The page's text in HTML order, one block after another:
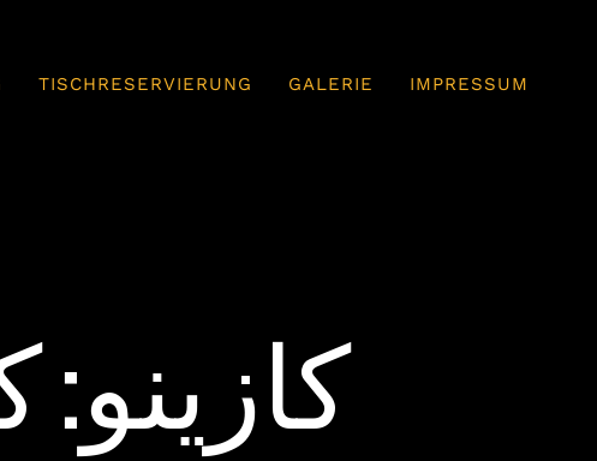
TISCHRESERVIERUNG GALERIE IMPRESSUM